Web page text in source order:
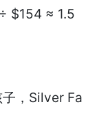
$154 ≈ 1.5
，Silver Fa